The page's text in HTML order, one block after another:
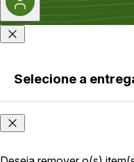
Faça login
ou cadastre-
se
Onde
você
está?
Selecione a